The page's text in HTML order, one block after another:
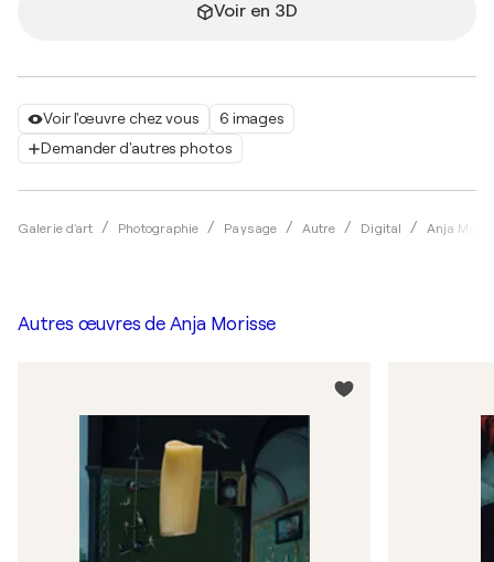
Voir l'œuvre chez vous
6 images
Demander d'autres photos
Galerie d'art Photographie Paysage Autre Digital Anja
Voir en 3D
Autres œuvres de Anja Morisse